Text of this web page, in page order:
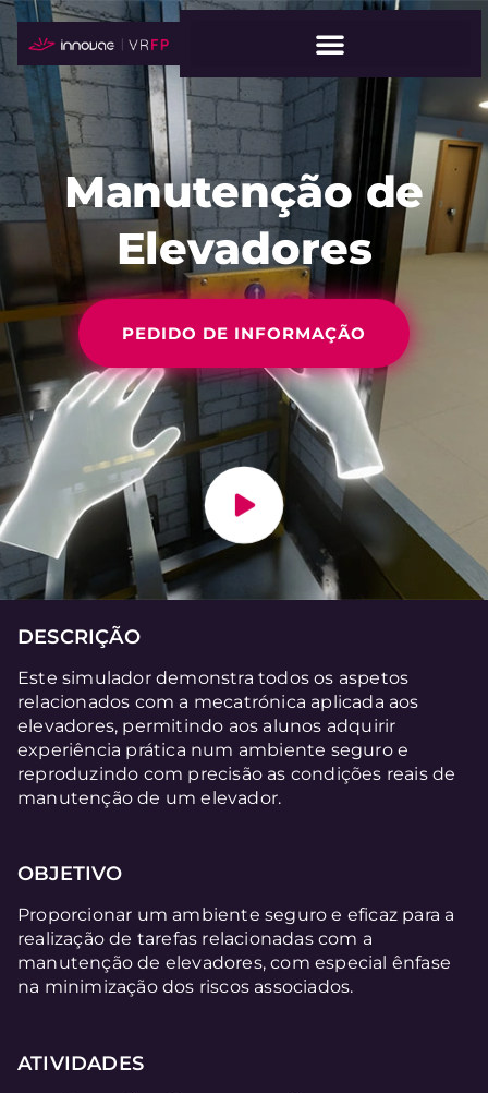
Manutenção de
Elevadores
PEDIDO DE INFORMAÇÃO
DESCRIÇÃO
Este simulador demonstra todos os aspetos
relacionados com a mecatrónica aplicada aos
elevadores, permitindo aos alunos adquirir
experiência prática num ambiente seguro e
reproduzindo com precisão as condições reais de
manutenção de um elevador.
OBJETIVO
Proporcionar um ambiente seguro e eficaz para a
realização de tarefas relacionadas com a
manutenção de elevadores, com especial ênfase
na minimização dos riscos associados.
ATIVIDADES